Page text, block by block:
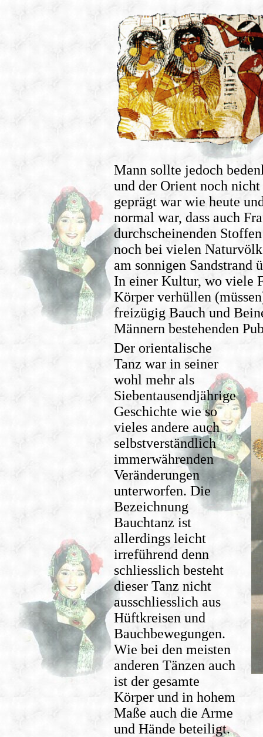
Mann sollte jedoch
und der Orient noch
geprägt war wie heute
normal war, dass auch
durchscheinenden
noch bei vielen
am sonnigen Sandstrand
In einer Kultur, wo viele
Körper verhüllen
freizügig Bauch und
Männern bestehenden
Der orientalische
Tanz war in seiner
wohl mehr als
Siebentausendjährige
Geschichte wie so
vieles andere auch
selbstverständlich
immerwährenden
Veränderungen
unterworfen. Die
Bezeichnung
Bauchtanz ist
allerdings leicht
irreführend denn
schliesslich besteht
dieser Tanz nicht
ausschliesslich aus
Hüftkreisen und
Bauchbewegungen.
Wie bei den meisten
anderen Tänzen auch
ist der gesamte
Körper und in hohem
Maße auch die Arme
und Hände beteiligt.